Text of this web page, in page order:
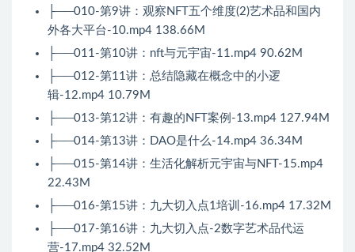
├──010-第9讲：观察NFT五个维度(2)艺术品和国内
外各大平台-10.mp4 138.66M
├──011-第10讲：nft与元宇宙-11.mp4 90.62M
├──012-第11讲：总结隐藏在概念中的小逻
辑-12.mp4 10.79M
├──013-第12讲：有趣的NFT案例-13.mp4 127.94M
├──014-第13讲：DAO是什么-14.mp4 36.34M
├──015-第14讲：生活化解析元宇宙与NFT-15.mp4
22.43M
├──016-第15讲：九大切入点1培训-16.mp4 17.32M
├──017-第16讲：九大切入点-2数字艺术品代运
营-17.mp4 32.52M